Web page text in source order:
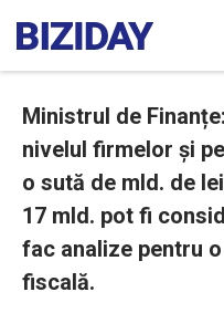
Ministrul de
nivelul firmelor și
o sută de mld. de
17 mld. pot fi
fac analize pentru
fiscală.